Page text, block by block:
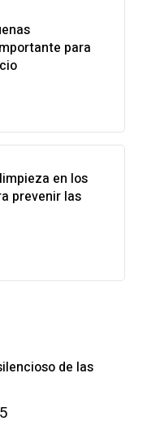
para
en los
prevenir las
de las